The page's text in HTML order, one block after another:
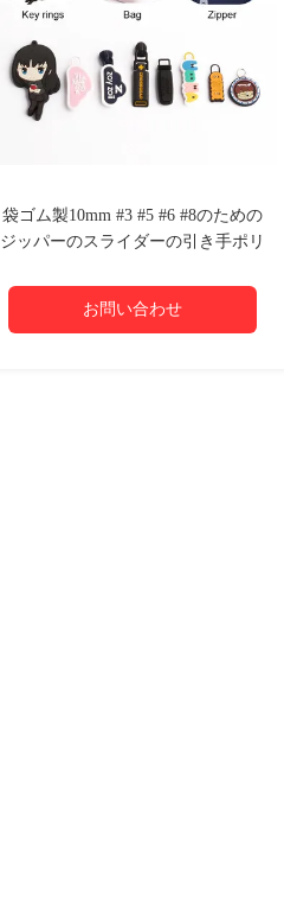
袋ゴム製10mm #3 #5 #6 #8のための
ジッパーのスライダーの引き手ポリ
お問い合わせ